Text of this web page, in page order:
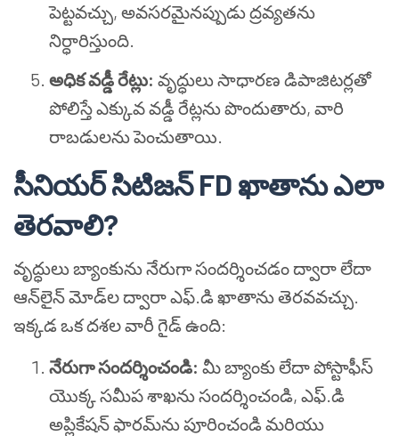
పెట్టవచ్చు, అవసరమైనప్పుడు ద్రవ్యతను
నిర్ధారిస్తుంది.
అధిక వడ్డీ రేట్లు: వృద్ధులు సాధారణ డిపాజిటర్లతో
పోలిస్తే ఎక్కువ వడ్డీ రేట్లను పొందుతారు, వారి
రాబడులను పెంచుతాయి.
సీనియర్ సిటిజన్ FD ఖాతాను ఎలా
తెరవాలి?
వృద్ధులు బ్యాంకును నేరుగా సందర్శించడం ద్వారా లేదా
ఆన్‌లైన్ మోడ్‌ల ద్వారా ఎఫ్.డి ఖాతాను తెరవవచ్చు.
ఇక్కడ ఒక దశల వారీ గైడ్ ఉంది:
నేరుగా సందర్శించండి: మీ బ్యాంకు లేదా పోస్టాఫీస్
యొక్క సమీప శాఖను సందర్శించండి, ఎఫ్.డి
అప్లికేషన్ ఫారమ్‌ను పూరించండి మరియు